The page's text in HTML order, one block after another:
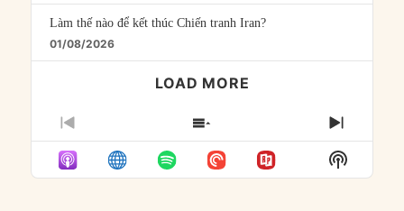
Làm thế nào để kết thúc Chiến tranh Iran?
01/08/2026
LOAD MORE
PREVIOUS
EPISODE
SHOW
EPISODES
LIST
NEXT
Show
Podcast